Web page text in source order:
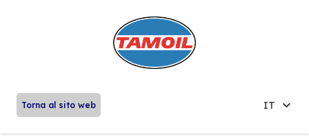
Torna al sito web IT